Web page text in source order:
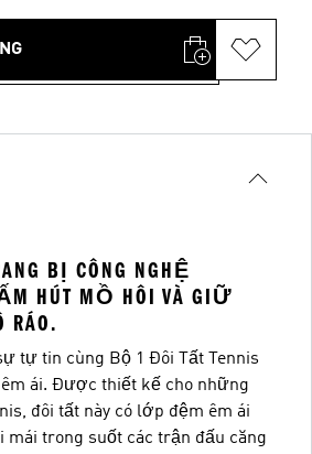
BỊ CÔNG NGHỆ
HÚT MỒ HÔI VÀ GIỮ
RÁO.
tự tin cùng Bộ 1 Đôi Tất Tennis
ái. Được thiết kế cho những
đôi tất này có lớp đệm êm ái
mái trong suốt các trận đấu căng